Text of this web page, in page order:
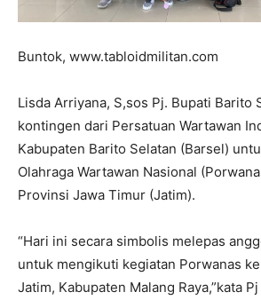
Buntok, www.tabloidmilitan.com
Lisda Arriyana, S,sos Pj. Bupati Barito
kontingen dari Persatuan Wartawan
Kabupaten Barito Selatan (Barsel)
Olahraga Wartawan Nasional
Provinsi Jawa Timur (Jatim).
“Hari ini secara simbolis melepas
untuk mengikuti kegiatan Porwanas
Jatim, Kabupaten Malang Raya,”kata